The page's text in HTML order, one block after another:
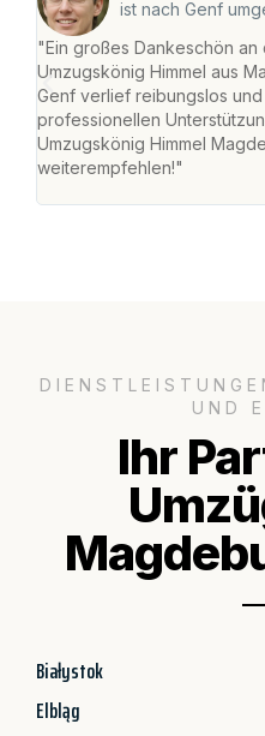
ist nach Genf
"Ein großes Dankeschön an
Umzugskönig Himmel aus
Genf verlief reibungslos
professionellen
Umzugskönig Himmel
weiterempfehlen!"
UND
Ihr
Białystok
Elbląg